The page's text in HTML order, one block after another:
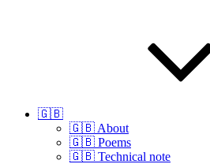
🇬🇧
🇬🇧 About
🇬🇧 Poems
🇬🇧 Technical note